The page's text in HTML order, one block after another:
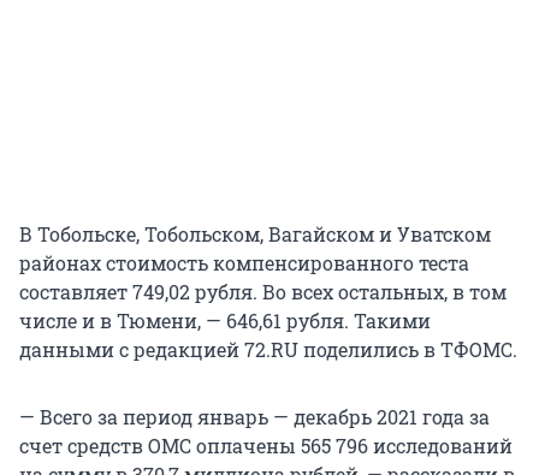
В Тобольске, Тобольском, Вагайском и Уватском
районах стоимость компенсированного теста
составляет 749,02 рубля. Во всех остальных, в том
числе и в Тюмени, — 646,61 рубля. Такими
данными с редакцией 72.RU поделились в ТФОМС.
— Всего за период январь — декабрь 2021 года за
счет средств ОМС оплачены 565 796 исследований